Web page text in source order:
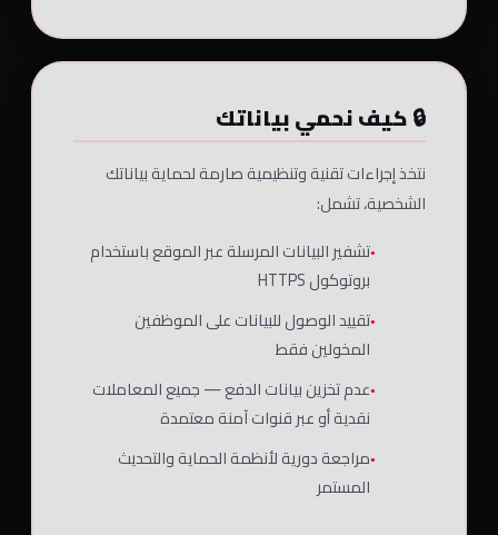
🔒 كيف نحمي بياناتك
نتخذ إجراءات تقنية وتنظيمية صارمة لحماية بياناتك
الشخصية، تشمل:
تشفير البيانات المرسلة عبر الموقع باستخدام
بروتوكول HTTPS
تقييد الوصول للبيانات على الموظفين
المخولين فقط
عدم تخزين بيانات الدفع — جميع المعاملات
نقدية أو عبر قنوات آمنة معتمدة
مراجعة دورية لأنظمة الحماية والتحديث
المستمر